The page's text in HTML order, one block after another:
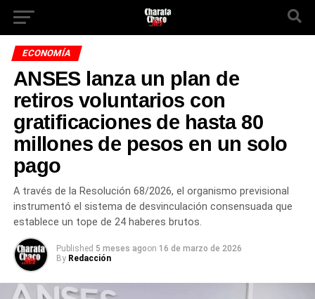
ECONOMÍA
ANSES lanza un plan de
retiros voluntarios con
gratificaciones de hasta 80
millones de pesos en un solo
pago
A través de la Resolución 68/2026, el organismo previsional
instrumentó el sistema de desvinculación consensuada que
establece un tope de 24 haberes brutos.
Published 5 meses agoon 16 de marzo de 2026
By Redacción